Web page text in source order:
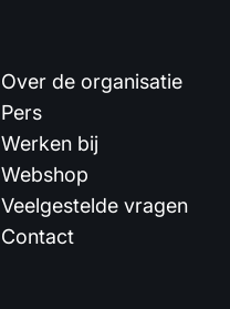
Over de organisatie
Pers
Werken bij
Webshop
Veelgestelde vragen
Contact